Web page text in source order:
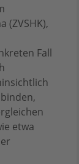
(ZVSHK),
Fall
etwa